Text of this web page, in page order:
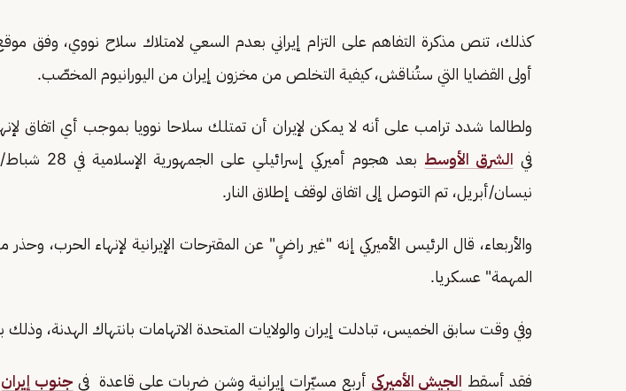
كذلك، تنص مذكرة التفاهم على التزام إيراني بعدم السعي لامتلاك سلاح نووي، وفق
أولى القضايا التي ستُناقش، كيفية التخلص من مخزون إيران من اليورانيوم المخصّب.
ولطالما شدد ترامب على أنه لا يمكن لإيران أن تمتلك سلاحا نوويا بموجب أي اتفاق
في الشرق الأوسط
بعد هجوم أميركي
نيسان/أبريل، تم التوصل إلى اتفاق لوقف إطلاق النار.
والأربعاء، قال الرئيس الأميركي إنه "غير راضٍ" عن المقترحات الإيرانية لإنهاء الحرب،
المهمة" عسكريا.
وفي وقت سابق الخميس، تبادلت إيران والولايات المتحدة الاتهامات بانتهاك الهدنة،
فقد أسقط الجيش الأميركي أربع مسيّرات إيرانية وشن ضربات على قاعدة في جنوب إيران